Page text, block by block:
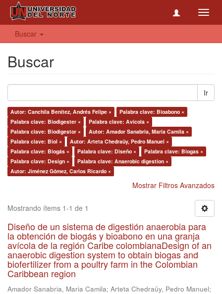
Buscar
Buscar
Ir
Autor: Canchila Benítez, Andrés Felipe ×
Palabra clave: Bioabono ×
Palabra clave: Biodigester ×
Palabra clave: Avícola ×
Palabra clave: Biodigestor ×
Autor: Amador Sanabria, Maria Camila ×
Palabra clave: Biol ×
Autor: Arteta Chedraüy, Pedro Manuel ×
Palabra clave: Biogás ×
Palabra clave: Diseño ×
Palabra clave: Biogas ×
Palabra clave: Design ×
Palabra clave: Anaerobic digestion ×
Autor: Jiménez Gómez, Carlos Ricardo ×
Mostrar Filtros Avanzados
Mostrando ítems 1-1 de 1
Diseño de un sistema de digestión anaerobia para
la obtención de biogás y bioabono en una granja
avícola de la región Caribe colombianaDesign of an
anaerobic digestion system to obtain biogas and
biofertilizer from a poultry farm in the Colombian
Caribbean region
Amador Sanabria, Maria Camila; Arteta Chedraüy, Pedro Manuel;